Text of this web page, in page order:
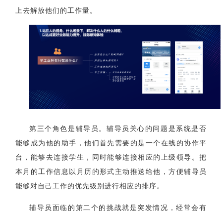
上去解放他们的工作量。
第三个角色是辅导员。辅导员关心的问题是系统是否
能够成为他的助手，他们首先需要的是一个在线的协作平
台，能够去连接学生，同时能够连接相应的上级领导。把
本月的工作信息以月历的形式主动推送给他，方便辅导员
能够对自己工作的优先级别进行相应的排序。
辅导员面临的第二个的挑战就是突发情况，经常会有